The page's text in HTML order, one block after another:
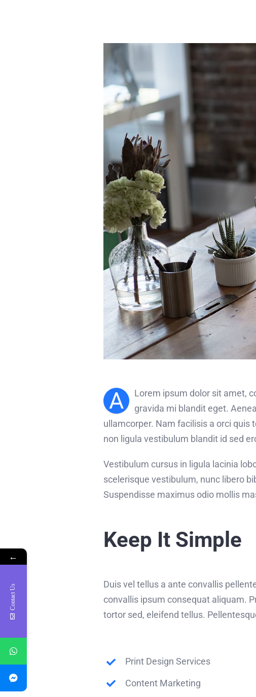
A
Lorem ipsum dolor sit amet,
gravida mi blandit eget.
ullamcorper. Nam facilisis a orci quis
non ligula vestibulum blandit id sed
Vestibulum cursus in ligula lacinia
scelerisque vestibulum, nunc libero
Suspendisse maximus odio mollis
Keep It Simple
Duis vel tellus a ante convallis
convallis ipsum consequat aliquam.
tortor sed, eleifend tellus.
Print Design Services
Content Marketing
←
Contact Us